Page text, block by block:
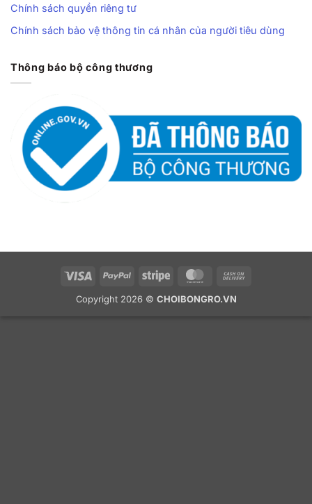
Chính sách quyền riêng tư
Chính sách bảo vệ thông tin cá nhân của người tiêu dùng
Thông báo bộ công thương
Visa PayPal Stripe MasterCard
Copyright 2026 © CHOIBONGRO.VN